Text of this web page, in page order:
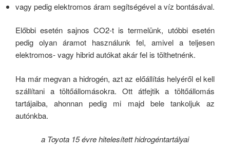
vagy pedig elektromos áram segítségével a víz bontásával.
Előbbi esetén sajnos CO2-t is termelünk, utóbbi esetén
pedig olyan áramot használunk fel, amivel a teljesen
elektromos- vagy hibrid autókat akár fel is tölthetnénk.
Ha már megvan a hidrogén, azt az előállítás helyéről el kell
szállítani a töltőállomásokra. Ott átfejtik a töltőállomás
tartájaiba, ahonnan pedig mi majd bele tankoljuk az
autónkba.
a Toyota 15 évre hitelesített hidrogéntartályai